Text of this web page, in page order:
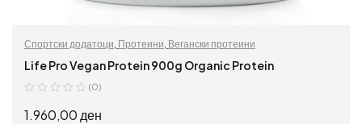
Спортски додатоци, Протеини, Вегански протеини
Life Pro Vegan Protein 900g Organic Protein
(0)
1.960,00 ден